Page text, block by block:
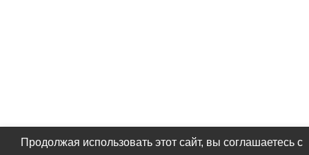
Продолжая использовать этот сайт, вы соглашаетесь с